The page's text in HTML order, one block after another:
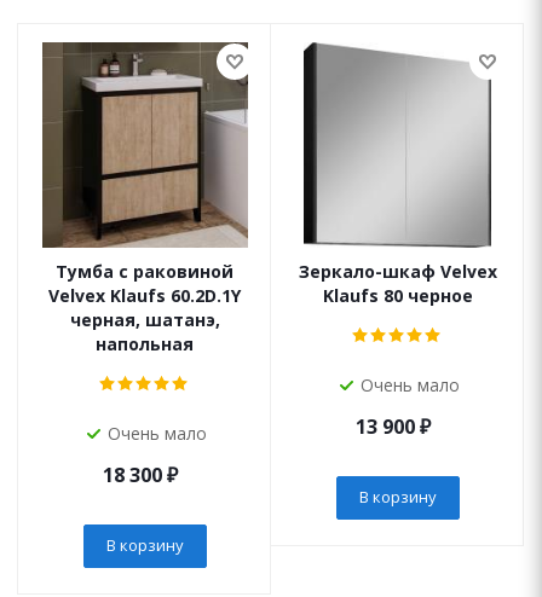
Тумба с раковиной
Velvex Klaufs 60.2D.1Y
черная, шатанэ,
напольная
Очень мало
18 300₽
В корзину
Зеркало-шкаф Velvex
Klaufs 80 черное
Очень мало
13 900₽
В корзину